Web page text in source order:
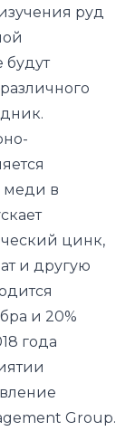
руд
будут
меди в
цинк,
и другую
и 20%
года
Group.